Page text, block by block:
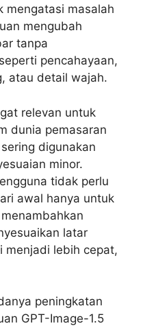
mengatasi masalah
mengubah
tanpa
pencahayaan,
atau detail wajah.
relevan untuk
dunia pemasaran
digunakan
minor.
tidak perlu
awal hanya untuk
latar
menjadi lebih cepat,
peningkatan
GPT-Image-1.5